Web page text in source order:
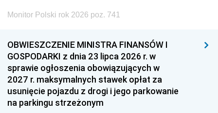
Monitor Polski rok 2026 poz. 741
OBWIESZCZENIE MINISTRA FINANSÓW I
GOSPODARKI z dnia 23 lipca 2026 r. w
sprawie ogłoszenia obowiązujących w
2027 r. maksymalnych stawek opłat za
usunięcie pojazdu z drogi i jego parkowanie
na parkingu strzeżonym